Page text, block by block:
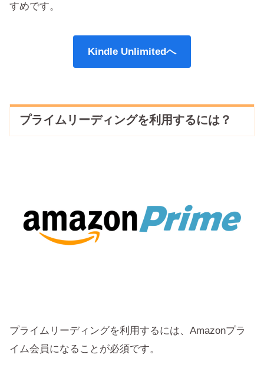
すめです。
Kindle Unlimitedへ
プライムリーディングを利用するには？
プライムリーディングを利用するには、Amazonプラ
イム会員になることが必須です。